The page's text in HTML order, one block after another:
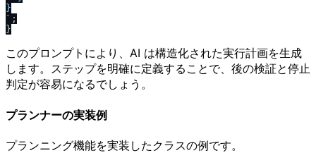
}
` ;
このプロンプトにより、AI は構造化された実行計画を生成
します。ステップを明確に定義することで、後の検証と停止
判定が容易になるでしょう。
プランナーの実装例
プランニング機能を実装したクラスの例です。